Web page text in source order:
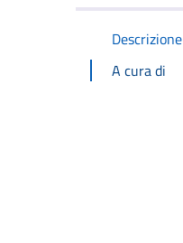
Descrizione
A cura di